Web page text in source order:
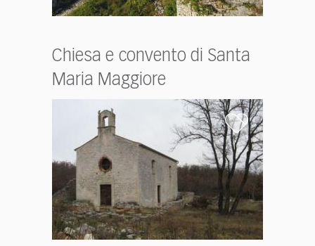
Chiesa e convento di Santa
Maria Maggiore